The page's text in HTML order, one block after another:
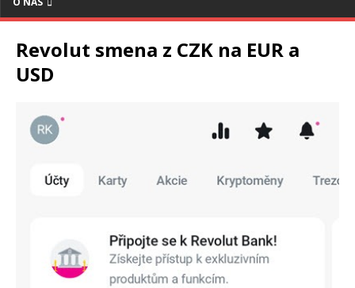
Revolut smena z CZK na EUR a
USD